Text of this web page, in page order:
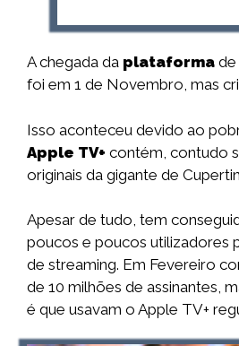
A chegada da plataforma de
foi em 1 de Novembro, mas
Isso aconteceu devido ao
Apple TV+ contém, contudo
originais da gigante de
Apesar de tudo, tem
poucos e poucos utilizadores
de streaming. Em Fevereiro
de 10 milhões de assinantes,
é que usavam o Apple TV+